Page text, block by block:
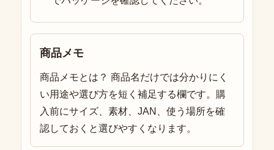
商品メモ
商品メモとは？ 商品名だけでは分かりにく
い用途や選び方を短く補足する欄です。購
入前にサイズ、素材、JAN、使う場所を確
認しておくと選びやすくなります。